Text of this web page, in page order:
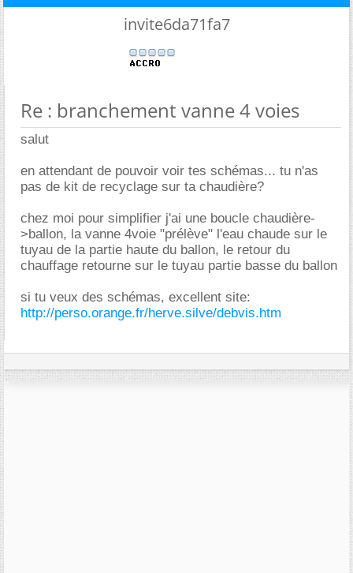
invite6da71fa7
Re : branchement vanne 4 voies
salut
en attendant de pouvoir voir tes schémas... tu n'as
pas de kit de recyclage sur ta chaudière?
chez moi pour simplifier j'ai une boucle chaudière-
>ballon, la vanne 4voie "prélève" l'eau chaude sur le
tuyau de la partie haute du ballon, le retour du
chauffage retourne sur le tuyau partie basse du ballon
si tu veux des schémas, excellent site:
http://perso.orange.fr/herve.silve/debvis.htm